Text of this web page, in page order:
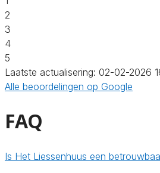
2
3
4
5
Laatste actualisering: 02-02-2026
Alle beoordelingen op Google
FAQ
Is Het Liessenhuus een